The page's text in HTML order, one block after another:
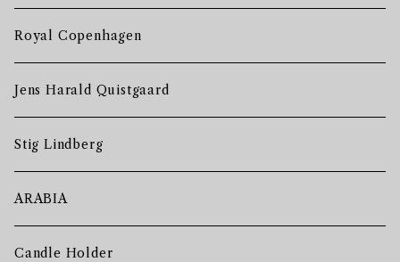
Royal Copenhagen
Jens Harald Quistgaard
Stig Lindberg
ARABIA
Candle Holder